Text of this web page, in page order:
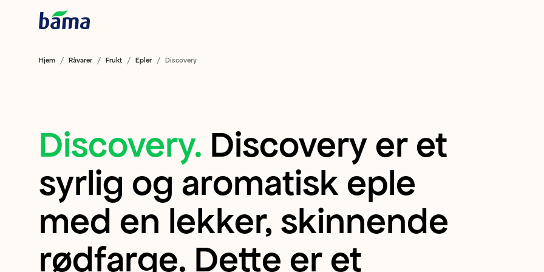
Hjem Råvarer Frukt Epler Discovery
Discovery
Discovery
Discovery. Discovery er et
syrlig og aromatisk eple
med en lekker, skinnende
rødfarge. Dette er et